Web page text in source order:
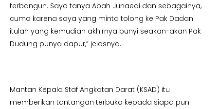
terbangun. Saya tanya Abah Junaedi dan sebagainya,
cuma karena saya yang minta tolong ke Pak Dadan
itulah yang kemudian akhirnya bunyi seakan-akan Pak
Dudung punya dapur,” jelasnya.
Mantan Kepala Staf Angkatan Darat (KSAD) itu
memberikan tantangan terbuka kepada siapa pun